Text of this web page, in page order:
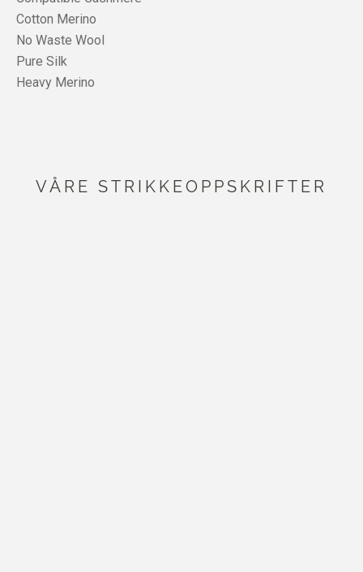
Cotton Merino
No Waste Wool
Pure Silk
Heavy Merino
VÅRE STRIKKEOPPSKRIFTER